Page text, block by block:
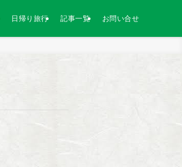
日帰り旅行 記事一覧 お問い合せ